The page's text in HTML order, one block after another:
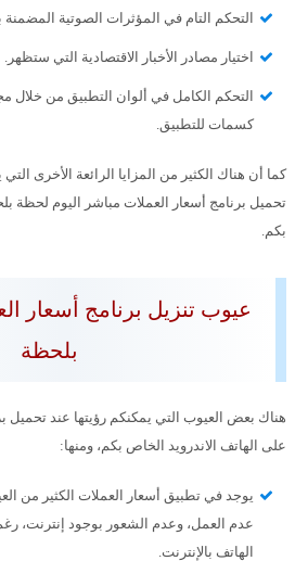
التحكم التام في المؤثرات الصوتية المضمنة
اختيار مصادر الأخبار الاقتصادية التي ستظهر.
التحكم الكامل في ألوان التطبيق من خلال
كسمات للتطبيق.
كما أن هناك الكثير من المزايا الرائعة الأخرى التي
تحميل برنامج أسعار العملات مباشر اليوم لحظة
بكم.
عيوب تنزيل برنامج أسعار
بلحظة
هناك بعض العيوب التي يمكنكم رؤيتها عند تحميل
على الهاتف الاندرويد الخاص بكم، ومنها:
يوجد في تطبيق أسعار العملات الكثير من
عدم العمل، وعدم الشعور بوجود إنترنت،
الهاتف بالإنترنت.